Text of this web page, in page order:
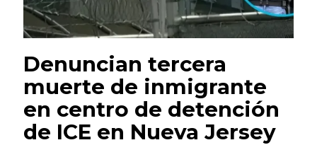
Denuncian tercera
muerte de inmigrante
en centro de detención
de ICE en Nueva Jersey